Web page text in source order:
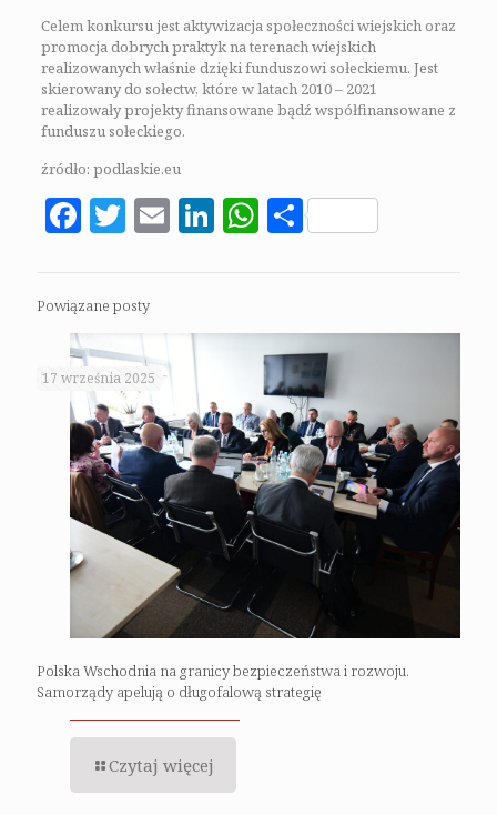
Celem konkursu jest aktywizacja społeczności wiejskich oraz
promocja dobrych praktyk na terenach wiejskich
realizowanych właśnie dzięki funduszowi sołeckiemu. Jest
skierowany do sołectw, które w latach 2010 – 2021
realizowały projekty finansowane bądź współfinansowane z
funduszu sołeckiego.
źródło: podlaskie.eu
Facebook
Twitter
Email
LinkedIn
WhatsApp
Share
Powiązane posty
17 września 2025
Polska Wschodnia na granicy bezpieczeństwa i rozwoju.
Samorządy apelują o długofalową strategię
Czytaj więcej